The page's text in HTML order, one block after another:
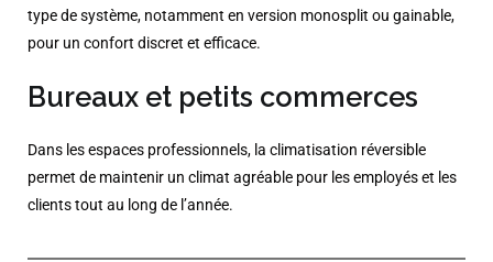
type de système, notamment en version monosplit ou gainable,
pour un confort discret et efficace.
Bureaux et petits commerces
Dans les espaces professionnels, la climatisation réversible
permet de maintenir un climat agréable pour les employés et les
clients tout au long de l’année.